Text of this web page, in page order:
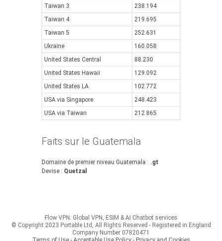
Taiwan 3
238.194
Taiwan 4
219.695
Taiwan 5
252.631
Ukraine
160.058
United States Central
88.230
United States Hawaii
129.092
United States LA
102.772
USA via Singapore
248.423
USA via Taiwan
212.865
Faits sur le Guatemala
Domaine de premier niveau Guatemala : .gt
Devise : Quetzal
Flow VPN: Global VPN, ESIM & AI Chatbot services
© Copyright 2023 Portable Ltd, All Rights Reserved - Registered in England
Company Number 07820471